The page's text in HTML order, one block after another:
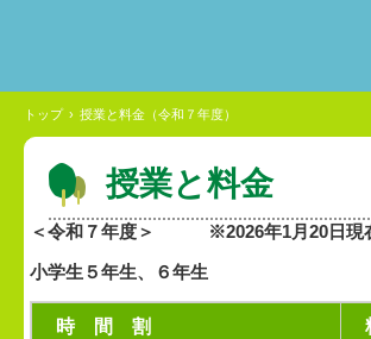
トップ › 授業と料金（令和７年度）
授業と料金
＜令和７年度＞ ※2026年1月20日現
小学生５年生、６年生
時 間 割